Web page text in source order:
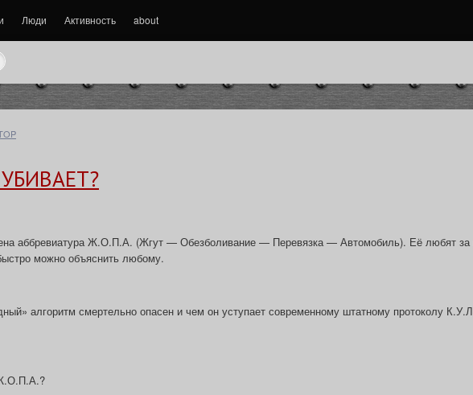
Люди Активность about
аббревиатура Ж.О.П.А. (Жгут — Обезболивание — Перевязка — Автомобиль). Её любят за
можно объяснить любому.
алгоритм смертельно опасен и чем он уступает современному штатному протоколу